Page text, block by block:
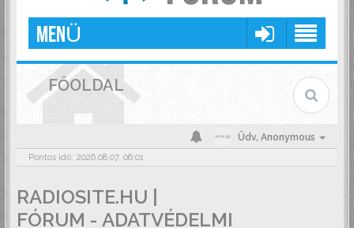
MENÜ
FŐOLDAL
Üdv, Anonymous
Pontos idő: 2026.08.07. 06:01
RADIOSITE.HU |
FÓRUM - ADATVÉDELMI